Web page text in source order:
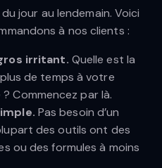
jour au lendemain. Voici
à nos clients :
irritant. Quelle est la
de temps à votre
Commencez par là.
Pas besoin d’un
des outils ont des
ou des formules à moins